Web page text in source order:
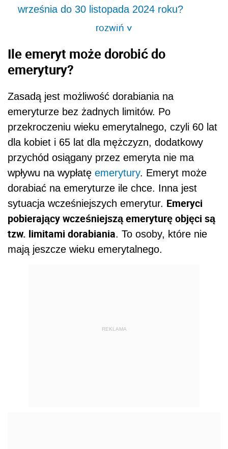
września do 30 listopada 2024 roku?
rozwiń>
Ile emeryt może dorobić do
emerytury?
Zasadą jest możliwość dorabiania na
emeryturze bez żadnych limitów. Po
przekroczeniu wieku emerytalnego, czyli 60 lat
dla kobiet i 65 lat dla mężczyzn, dodatkowy
przychód osiągany przez emeryta nie ma
wpływu na wypłatę emerytury. Emeryt może
dorabiać na emeryturze ile chce. Inna jest
sytuacja wcześniejszych emerytur. Emeryci
pobierający wcześniejszą emeryturę objęci są
tzw. limitami dorabiania. To osoby, które nie
mają jeszcze wieku emerytalnego.
REKLAMA